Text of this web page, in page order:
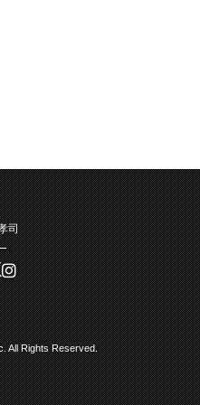
司
All Rights Reserved.